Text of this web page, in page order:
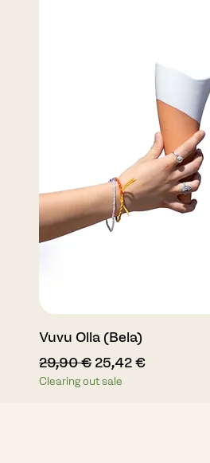
Vuvu Olla (Bela)
Redna cena
29,90 € Cena na razprodaji
25,42 €
Clearing out sale